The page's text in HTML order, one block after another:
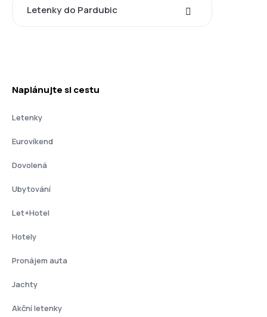
Letenky do Pardubic
Naplánujte si cestu
Letenky
Eurovíkend
Dovolená
Ubytování
Let+Hotel
Hotely
Pronájem auta
Jachty
Akční letenky